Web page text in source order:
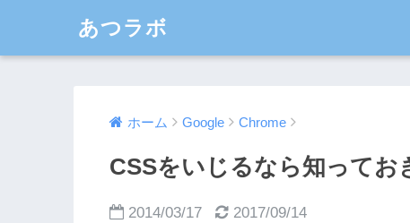
あつラボ
ホーム Google Chrome
CSSをいじるなら知って
2014/03/17 2017/09/14